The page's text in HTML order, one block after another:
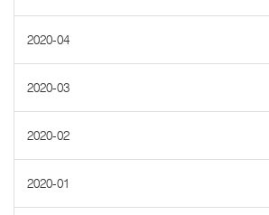
2020-04
2020-03
2020-02
2020-01